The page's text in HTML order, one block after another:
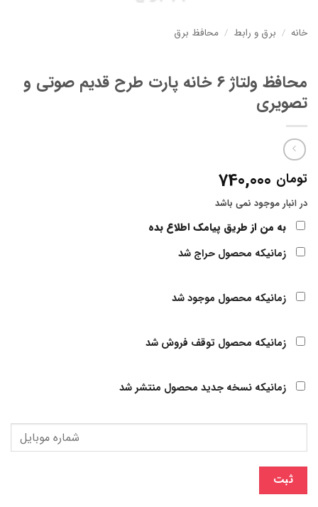
خانه / برق و رابط / محافظ برق
محافظ ولتاژ 6 خانه پارت طرح قدیم صوتی و
تصویری
تومان
در انبار موجود نمی باشد
به من از طریق پیامک اطلاع بده
زمانیکه محصول حراج شد
زمانیکه محصول موجود شد
زمانیکه محصول توقف فروش شد
زمانیکه نسخه جدید محصول منتشر شد
ثبت